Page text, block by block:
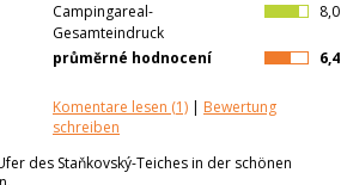
8,0
Campingareal-
Gesamteindruck
6,4
průměrné hodnocení
Komentare lesen (1) | Bewertung
schreiben
des Staňkovský-Teiches in der schönen